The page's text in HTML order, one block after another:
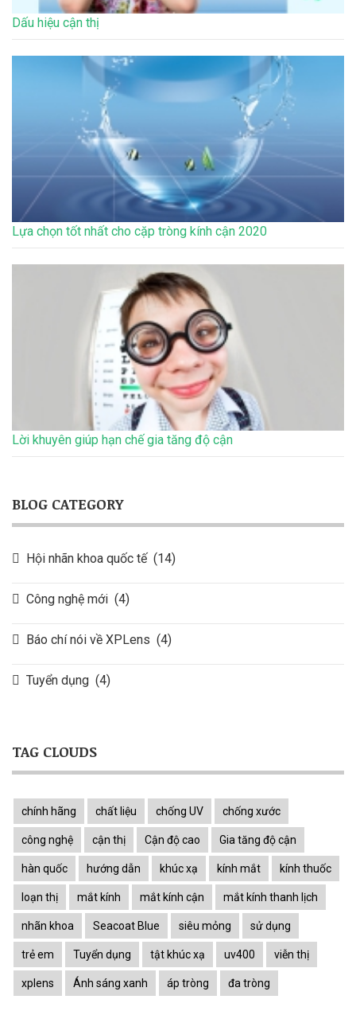
Dấu hiệu cận thị
Lựa chọn tốt nhất cho cặp tròng kính cận 2020
Lời khuyên giúp hạn chế gia tăng độ cận
BLOG CATEGORY
Hội nhãn khoa quốc tế (14)
Công nghệ mới (4)
Báo chí nói về XPLens (4)
Tuyển dụng (4)
TAG CLOUDS
chính hãng chất liệu chống UV chống xước
công nghệ cận thị Cận độ cao Gia tăng độ cận
hàn quốc hướng dẫn khúc xạ kính mắt kính thuốc
loạn thị mắt kính mắt kính cận mắt kính thanh lịch
nhãn khoa Seacoat Blue siêu mỏng sử dụng
trẻ em Tuyển dụng tật khúc xạ uv400 viễn thị
xplens Ánh sáng xanh áp tròng đa tròng